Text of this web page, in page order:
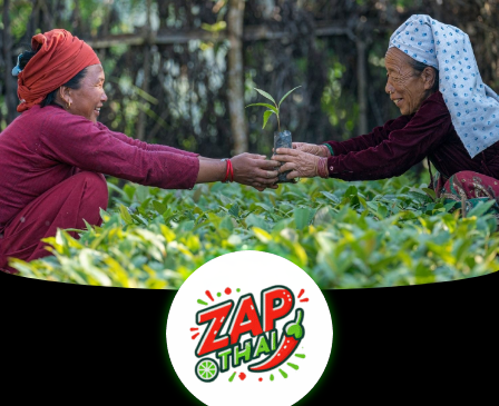
Skip
to
content